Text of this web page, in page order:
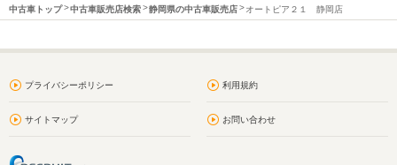
中古車トップ 中古車販売店検索 静岡県の中古車販売店 オートピア２１ 静岡店
プライバシーポリシー 利用規約
サイトマップ お問い合わせ